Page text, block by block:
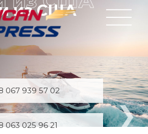
из США
067 939 57 02
063 025 96 21